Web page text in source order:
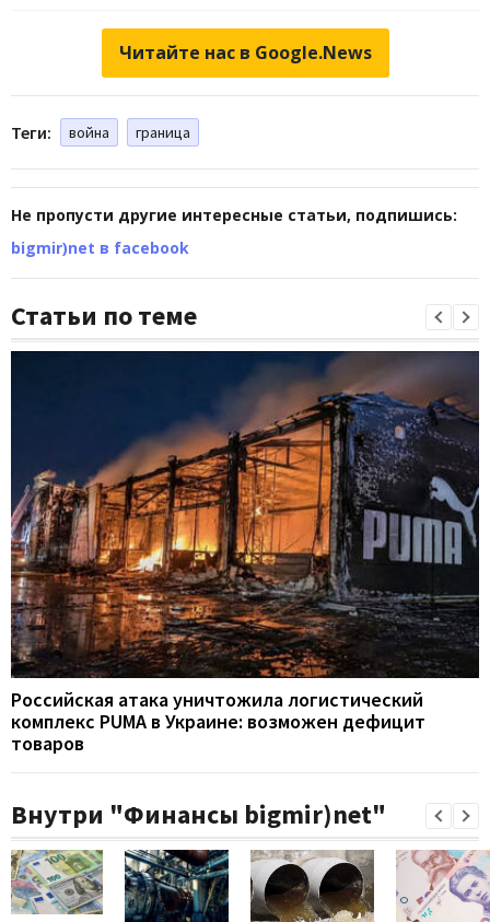
Читайте нас в Google.News
Теги: война граница
Не пропусти другие интересные статьи, подпишись:
bigmir)net в facebook
Статьи по теме
Российская атака уничтожила логистический
комплекс PUMA в Украине: возможен дефицит
товаров
Внутри "Финансы bigmir)net"